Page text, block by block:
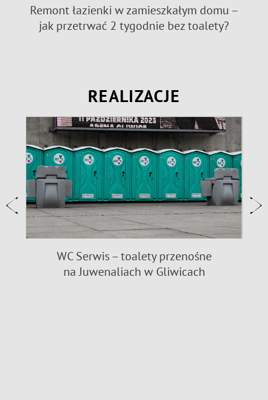
Remont łazienki w zamieszkałym domu –
jak przetrwać 2 tygodnie bez toalety?
REALIZACJE
WC Serwis – toalety przenośne
na Juwenaliach w Gliwicach